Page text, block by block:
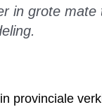
in grote